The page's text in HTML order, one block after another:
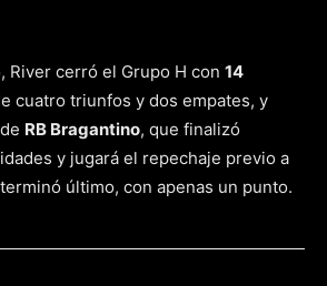
River cerró el Grupo H con 14
cuatro triunfos y dos empates, y
RB Bragantino, que finalizó
y jugará el repechaje previo a
último, con apenas un punto.